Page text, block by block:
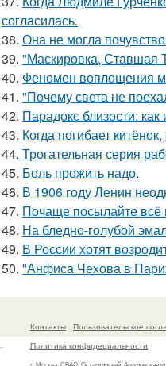
согласилась.
38. Она не могла
39. "Маскировка, Ставшая
40. Феномен воплощения
41. "Почему света не
42. Парадокс близости:
43. Когда погибает
44. Трогательная серия
45. Боль прожить надо.
46. В 1906 году Ленин
47. Почаще посылайте
48. На бледно-голубой
49. В России хотят
50. "Анфиса Чехова в
Контакты
Пользовательское
Политика конфидециальности
г. Москва, СВАО, Останкинский, Аргуновская